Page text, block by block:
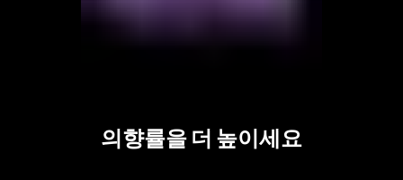
의향률을 더 높이세요